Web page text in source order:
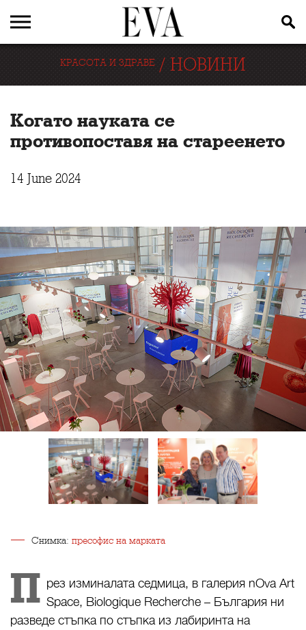
КРАСОТА И ЗДРАВЕ / НОВИНИ
Когато науката се
противопоставя на стареенето
14 June 2024
Снимка: пресофис на марката
П рез изминалата седмица, в галерия nOva Art
Space, Biologique Recherche – България ни
разведе стъпка по стъпка из лабиринта на